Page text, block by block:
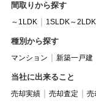
間取りから探す
～1LDK 1SLDK～2LDK
種別から探す
マンション 新築一戸建
当社に出来ること
売却実績 売却査定 売